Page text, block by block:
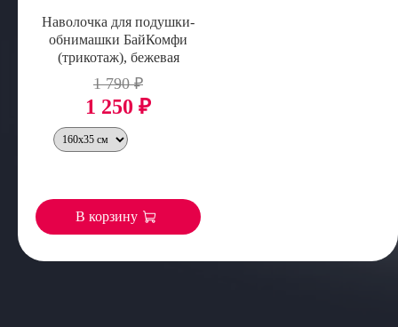
Наволочка для подушки-
обнимашки БайКомфи
(трикотаж), бежевая
1 790 ₽
1 250 ₽
В корзину